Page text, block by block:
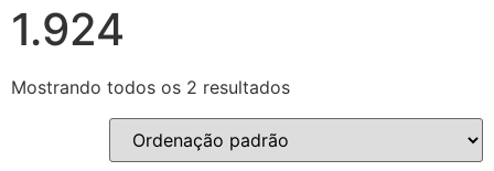
1.924
Mostrando todos os 2 resultados